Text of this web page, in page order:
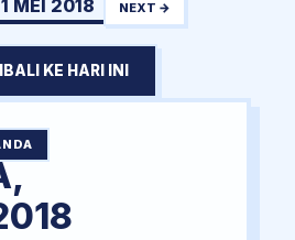
1 MEI 2018 NEXT →
KE HARI INI